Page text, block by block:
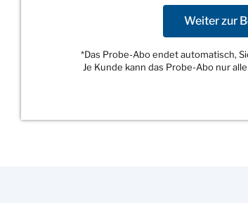
Weiter zur
*Das Probe-Abo endet automatisch,
Je Kunde kann das Probe-Abo nur